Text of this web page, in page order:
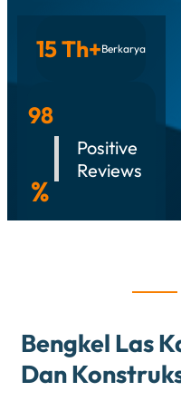
15 Th+Berkarya
98
%
Positive
Reviews
Bengkel Las
Dan